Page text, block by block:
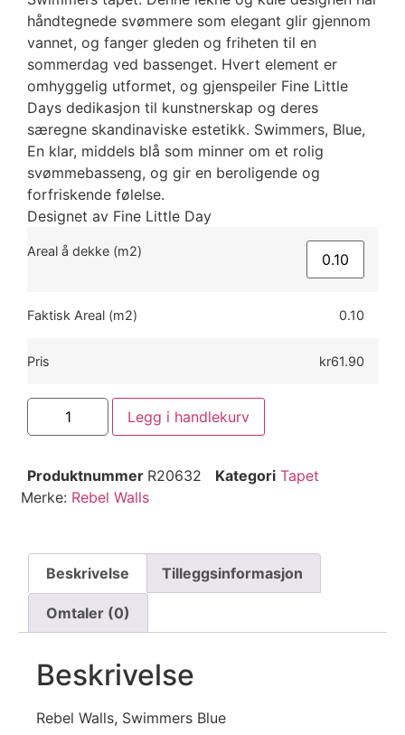
håndtegnede svømmere som elegant glir gjennom
vannet, og fanger gleden og friheten til en
sommerdag ved bassenget. Hvert element er
omhyggelig utformet, og gjenspeiler Fine Little
Days dedikasjon til kunstnerskap og deres
særegne skandinaviske estetikk. Swimmers, Blue,
En klar, middels blå som minner om et rolig
svømmebasseng, og gir en beroligende og
forfriskende følelse.
Designet av Fine Little Day
Areal å dekke (m2)
Faktisk Areal (m2) 0.10
Pris kr61.90
Legg i handlekurv
Produktnummer R20632 Kategori Tapet
Merke: Rebel Walls
Beskrivelse Tilleggsinformasjon
Omtaler (0)
Beskrivelse
Rebel Walls, Swimmers Blue